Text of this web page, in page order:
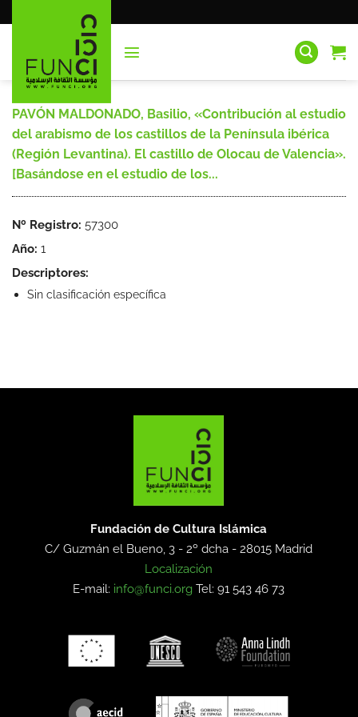
al
PAVÓN MALDONADO, Basilio, «Contribución al estudio
del arabismo de los castillos de la Península ibérica
(Región Levantina). El castillo de Olocau de Valencia».
[Basándose en el estudio de los...
Nº Registro: 57300
Año: 1
Descriptores:
Sin clasificación específica
Fundación de Cultura Islámica
C/ Guzmán el Bueno, 3 - 2º dcha -28015 Madrid
Localización
E-mail: info@funci.org Tel: 91 543 46 73